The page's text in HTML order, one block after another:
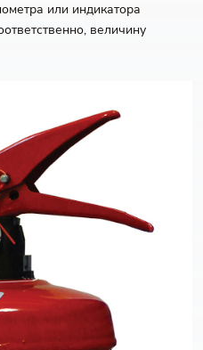
или индикатора
величину